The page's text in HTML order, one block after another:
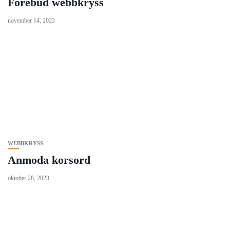
november 14, 2023
WEBBKRYSS
Anmoda korsord
oktober 28, 2023